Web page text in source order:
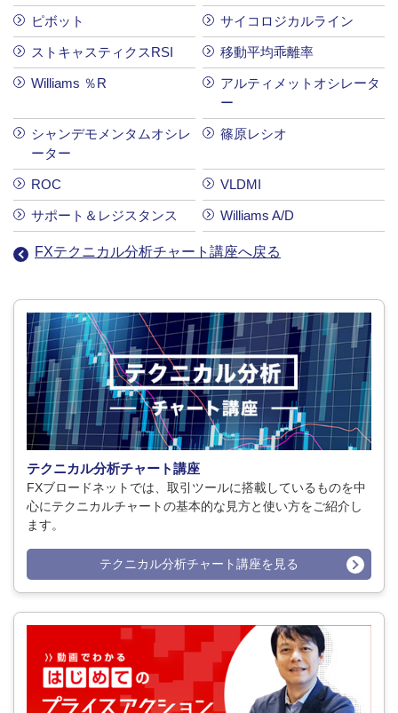
ピボット サイコロジカルライン
ストキャスティクスRSI 移動平均乖離率
Williams ％R
アルティメットオシレータ
ー
シャンデモメンタムオシレ
ーター
篠原レシオ
ROC VLDMI
サポート＆レジスタンス Williams A/D
FXテクニカル分析チャート講座へ戻る
テクニカル分析チャート講座
FXブロードネットでは、取引ツールに搭載しているものを中
心にテクニカルチャートの基本的な見方と使い方をご紹介し
ます。
テクニカル分析チャート講座を見る